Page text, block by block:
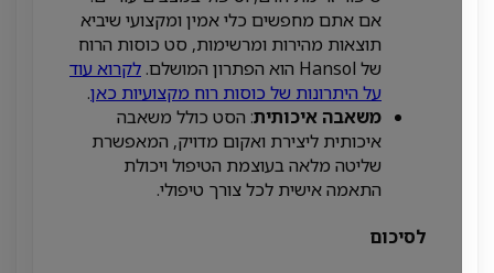
אם אתם מחפשים כלי אמין ומקצועי שיביא
תוצאות מהירות ומרשימות, סט כוסות הרוח
לקרוא עוד
על היתרונות של כוסות רוח מקצועיות כאן
משאבה איכותית: הסט כולל משאבה
איכותית ליצירת ואקום מדויק, המאפשרת
שליטה מלאה בעוצמת הטיפול ויכולת
התאמה אישית לכל צורך טיפולי.
לסיכום